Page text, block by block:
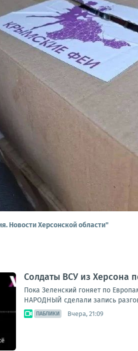
Новости Херсонской области"
Солдаты ВСУ из Херсона
Пока Зеленский гоняет по
НАРОДНЫЙ сделали запись
ПАБЛИКИ Вчера, 21:09